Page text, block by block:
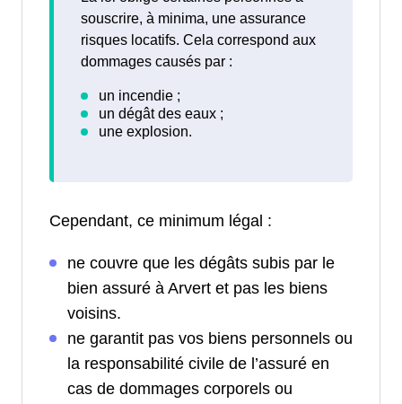
souscrire, à minima, une assurance
risques locatifs. Cela correspond aux
dommages causés par :
Cependant, ce minimum légal :
ne couvre que les dégâts subis par le
bien assuré à Arvert et pas les biens
voisins.
ne garantit pas vos biens personnels ou
la responsabilité civile de l’assuré en
cas de dommages corporels ou